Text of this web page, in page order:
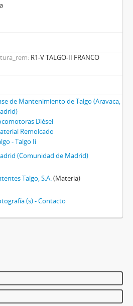
R1-V TALGO-II FRANCO
de Mantenimiento de Talgo (Aravaca,
Diésel
Remolcado
- Talgo Ii
(Comunidad de Madrid)
Talgo, S.A.(Materia)
(s) - Contacto